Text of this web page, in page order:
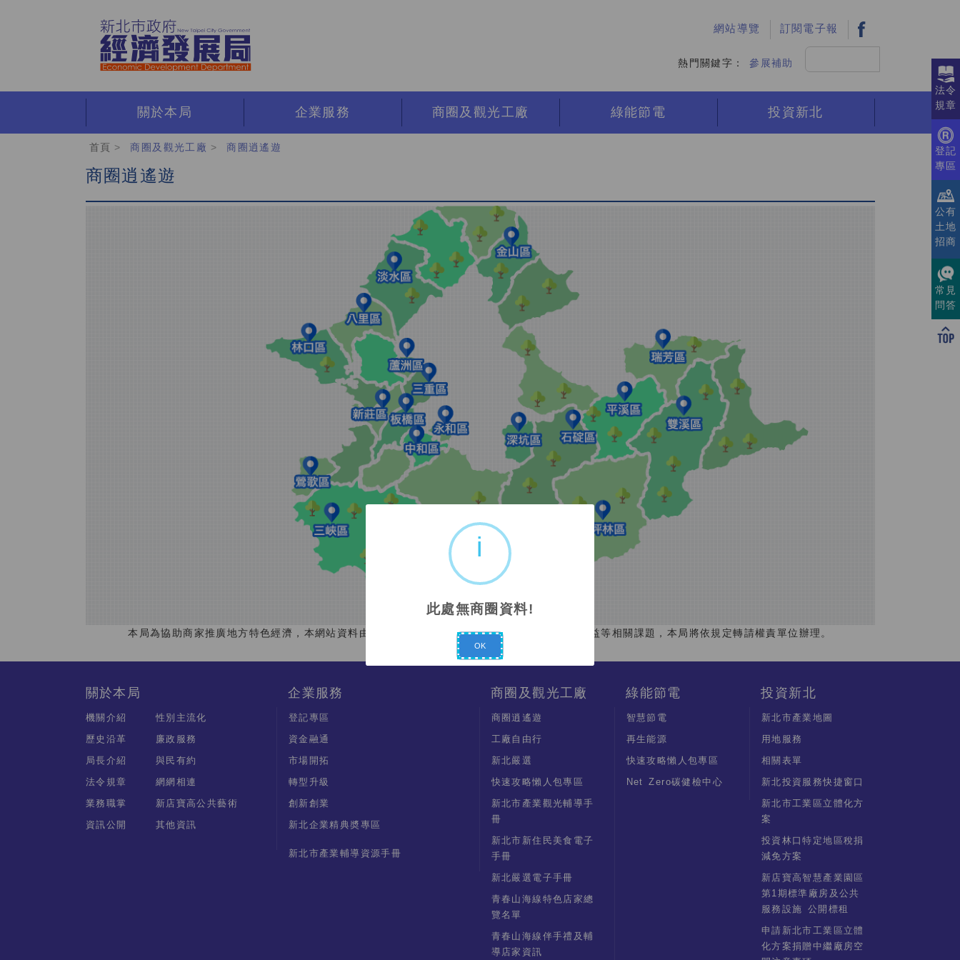
容
網站導覽
訂閱電子報
熱門關鍵字：參展補助
尋
關於本局 企業服務 商圈及觀光工廠 綠能節電 投資新北
首頁 商圈及觀光工廠 商圈逍遙遊
商圈逍遙遊
本局為協助商家推廣地方特色經濟，本網站資料由店家或商圈組織提供登錄；如有涉及消費者權益等相關課題，本局將依規定轉請權責單位辦理。
法令
規章
登記
專區
公有
土地
招商
常見
問答
關於本局
機關介紹
歷史沿革
局長介紹
法令規章
業務職掌
資訊公開
性別主流化
廉政服務
與民有約
網網相連
新店寶高公共藝術
其他資訊
企業服務
登記專區
資金融通
市場開拓
轉型升級
創新創業
新北企業精典奬專區
新北市產業輔導資源手冊
商圈及觀光工廠
商圈逍遙遊
工廠自由行
新北嚴選
快速攻略懶人包專區
新北市產業觀光輔導手
冊
新北市新住民美食電子
手冊
新北嚴選電子手冊
青春山海線特色店家總
覽名單
青春山海線伴手禮及輔
導店家資訊
綠能節電
智慧節電
再生能源
快速攻略懶人包專區
Net Zero碳健檢中心
投資新北
新北市產業地圖
用地服務
相關表單
新北投資服務快捷窗口
新北市工業區立體化方
案
投資林口特定地區稅捐
減免方案
新店寶高智慧產業園區
第1期標準廠房及公共
服務設施 公開標租
申請新北市工業區立體
化方案捐贈中繼廠房空
i
此處無商圈資料!
OK